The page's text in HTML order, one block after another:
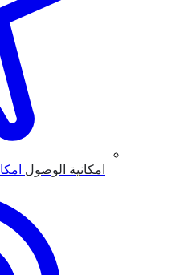
امكانية الوصول